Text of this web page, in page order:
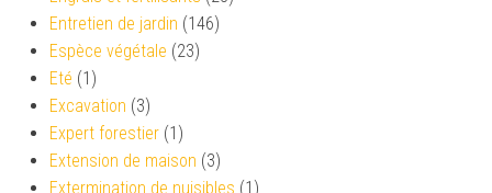
Entretien de jardin (146)
Espèce végétale (23)
Eté (1)
Excavation (3)
Expert forestier (1)
Extension de maison (3)
Extermination de nuisibles (1)